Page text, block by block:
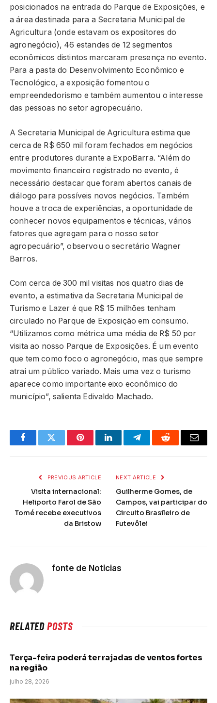
posicionados na entrada do Parque de Exposições, e
a área destinada para a Secretaria Municipal de
Agricultura (onde estavam os expositores do
agronegócio), 46 estandes de 12 segmentos
econômicos distintos marcaram presença no evento.
Para a pasta do Desenvolvimento Econômico e
Tecnológico, a exposição fomentou o
empreendedorismo e também aumentou o interesse
das pessoas no setor agropecuário.
A Secretaria Municipal de Agricultura estima que
cerca de R$ 650 mil foram fechados em negócios
entre produtores durante a ExpoBarra. “Além do
movimento financeiro registrado no evento, é
necessário destacar que foram abertos canais de
diálogo para possíveis novos negócios. Também
houve a troca de experiências, a oportunidade de
conhecer novos equipamentos e técnicas, vários
fatores que agregam para o nosso setor
agropecuário”, observou o secretário Wagner
Barros.
Com cerca de 300 mil visitas nos quatro dias de
evento, a estimativa da Secretaria Municipal de
Turismo e Lazer é que R$ 15 milhões tenham
circulado no Parque de Exposição em consumo.
“Utilizamos como métrica uma média de R$ 50 por
visita ao nosso Parque de Exposições. É um evento
que tem como foco o agronegócio, mas que sempre
atrai um público variado. Mais uma vez o turismo
aparece como importante eixo econômico do
município”, salienta Edivaldo Machado.
FacebookTwitter PinterestLinkedInTelegramReddit Email
PREVIOUS ARTICLE
Visita internacional:
Heliporto Farol de São
Tomé recebe executivos
da Bristow
NEXT ARTICLE
Guilherme Gomes, de
Campos, vai participar do
Circuito Brasileiro de
Futevôlei
fonte de Noticias
RELATEDPOSTS
Terça-feira poderá ter rajadas de ventos fortes
na região
julho 28, 2026